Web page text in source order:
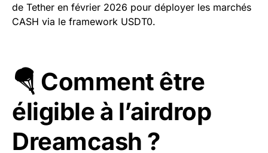
de Tether en février 2026 pour déployer les marchés
CASH via le framework USDT0.
🪂 Comment être
éligible à l’airdrop
Dreamcash ?